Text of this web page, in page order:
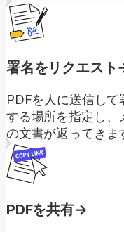
署名をリクエスト
PDFを人に送信し
する場所を指定し、
の文書が返ってきま
PDFを共有